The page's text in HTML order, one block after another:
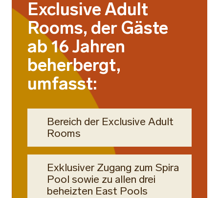
Exclusive Adult
Rooms, der Gäste
ab 16 Jahren
beherbergt,
umfasst:
Bereich der Exclusive Adult
Rooms
Exklusiver Zugang zum Spira
Pool sowie zu allen drei
beheizten East Pools